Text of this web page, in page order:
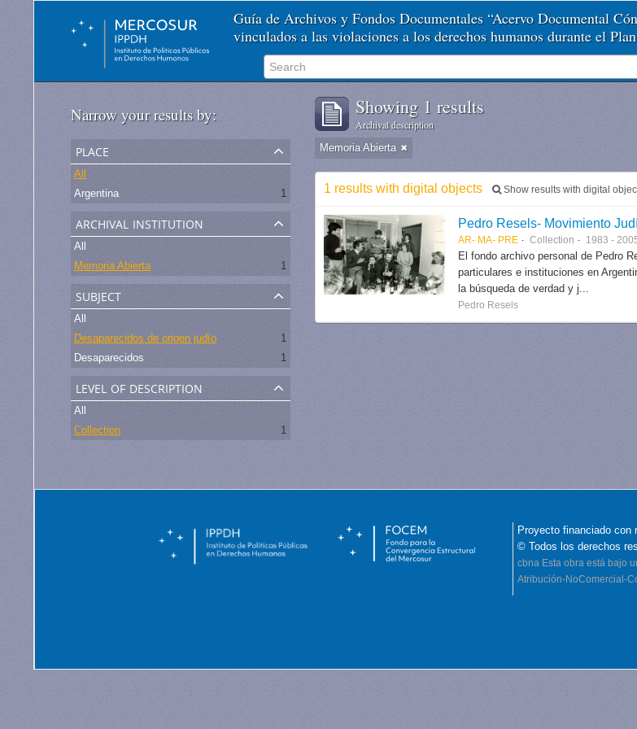
Guía de Archivos y Fondos Documentales “Acervo Documental
vinculados a las violaciones a los derechos humanos durante el
Narrow your results by:
place
All
Argentina
1
archival institution
All
Memoria Abierta
1
subject
All
Desaparecidos de origen judío
1
Desaparecidos
1
level of description
All
Collection
1
Showing 1 results
Archival description
Memoria Abierta
1 results with digital objects Show results with digital
Pedro Resels- Movimiento
AR- MA- PRE Collection 1983 -
El fondo archivo personal de Pedro
particulares e instituciones en
la búsqueda de verdad y j...
Pedro Resels
Proyecto financiado con
© Todos los derechos
cbna Esta obra está bajo
Atribución-NoComercial-